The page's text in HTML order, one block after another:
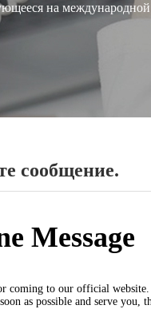
на международной
сообщение.